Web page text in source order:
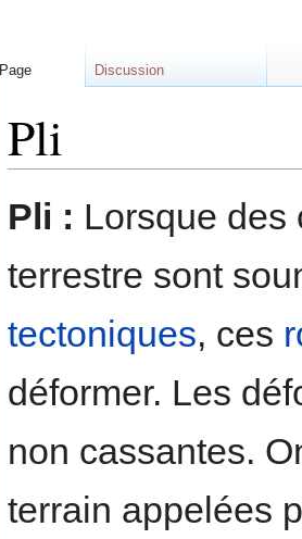
Pli
Pli : Lorsque des
terrestre sont
tectoniques, ces
déformer. Les
non cassantes.
terrain appelées
Page Discussion